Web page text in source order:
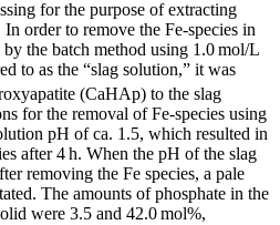
for the purpose of extracting
order to remove the Fe-species in
the batch method using 1.0 mol/L
to as the “slag solution,” it was
(CaHAp) to the slag
for the removal of Fe-species using
pH of ca. 1.5, which resulted in
after 4 h. When the pH of the slag
removing the Fe species, a pale
The amounts of phosphate in the
were 3.5 and 42.0 mol%,